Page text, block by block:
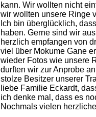
kann. Wir wollten nicht
wir wollten unsere Ringe
Ich bin überglücklich,
haben. Gerne sind wir
herzlich empfangen von
viel über Mokume Gane
wieder Fotos wie unsere
durften wir zur Anprobe
stolze Besitzer unserer
liebe Familie Eckardt,
ich denke mal, dass es
Nochmals vielen